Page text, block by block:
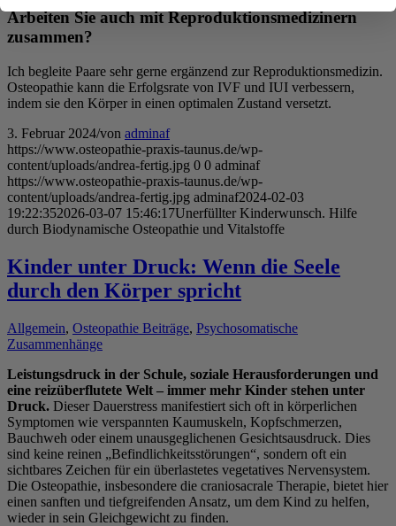
Arbeiten Sie auch mit Reproduktionsmedizinern
zusammen?
Ich begleite Paare sehr gerne ergänzend zur Reproduktionsmedizin.
Osteopathie kann die Erfolgsrate von IVF und IUI verbessern,
indem sie den Körper in einen optimalen Zustand versetzt.
3. Februar 2024/von adminaf
https://www.osteopathie-praxis-taunus.de/wp-
content/uploads/andrea-fertig.jpg 0 0 adminaf
https://www.osteopathie-praxis-taunus.de/wp-
content/uploads/andrea-fertig.jpg adminaf2024-02-03
19:22:352026-03-07 15:46:17Unerfüllter Kinderwunsch. Hilfe
durch Biodynamische Osteopathie und Vitalstoffe
Kinder unter Druck: Wenn die Seele
durch den Körper spricht
Allgemein, Osteopathie Beiträge, Psychosomatische
Zusammenhänge
Leistungsdruck in der Schule, soziale Herausforderungen und
eine reizüberflutete Welt – immer mehr Kinder stehen unter
Druck. Dieser Dauerstress manifestiert sich oft in körperlichen
Symptomen wie verspannten Kaumuskeln, Kopfschmerzen,
Bauchweh oder einem unausgeglichenen Gesichtsausdruck. Dies
sind keine reinen „Befindlichkeitsstörungen“, sondern oft ein
sichtbares Zeichen für ein überlastetes vegetatives Nervensystem.
Die Osteopathie, insbesondere die craniosacrale Therapie, bietet hier
einen sanften und tiefgreifenden Ansatz, um dem Kind zu helfen,
wieder in sein Gleichgewicht zu finden.